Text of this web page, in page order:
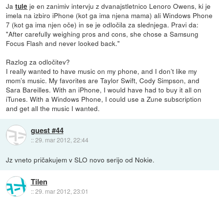
Jatule je en zanimiv intervju z dvanajstletnico Lenoro Owens, ki je
imela na izbiro iPhone (kot ga ima njena mama) ali Windows Phone
7 (kot ga ima njen oče) in se je odločila za slednjega. Pravi da:
"After carefully weighing pros and cons, she chose a Samsung
Focus Flash and never looked back."
Razlog za odločitev?
I really wanted to have music on my phone, and I don’t like my
mom’s music. My favorites are Taylor Swift, Cody Simpson, and
Sara Bareilles. With an iPhone, I would have had to buy it all on
iTunes. With a Windows Phone, I could use a Zune subscription
and get all the music I wanted.
guest #44
::29. mar 2012, 22:44
Jz vneto pričakujem v SLO novo serijo od Nokie.
Tilen
::29. mar 2012, 23:01